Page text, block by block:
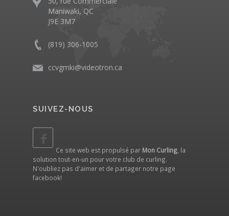
Maniwaki, QC
J9E 3M7
(819) 306-1005
ccvgmki@videotron.ca
SUIVEZ-NOUS
Ce site web est propulsé par Mon Curling , la
solution tout-en-un pour votre club de curling.
N'oubliez pas d'aimer et de partager notre page
facebook!